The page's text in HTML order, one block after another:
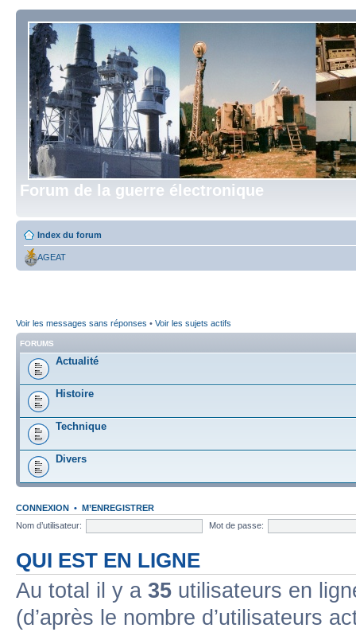
Forum de la guerre électronique
Index du forum
AGEAT
Voir les messages sans réponses • Voir les sujets actifs
FORUMS
Actualité
Histoire
Technique
Divers
CONNEXION • M’ENREGISTRER
Nom d’utilisateur:
Mot de passe:
QUI EST EN LIGNE
Au total il y a 35 utilisateurs en
(d’après le nombre d’utilisateurs